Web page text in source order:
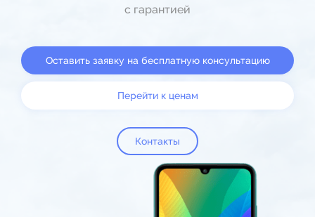
с гарантией
Оставить заявку на бесплатную консультацию
Перейти к ценам
Контакты